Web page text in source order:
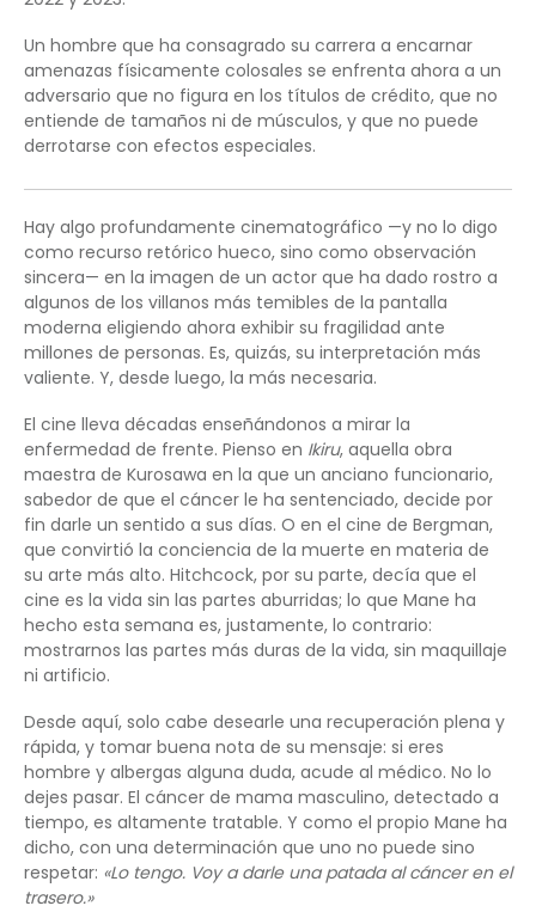
Un hombre que ha consagrado su carrera a encarnar
amenazas físicamente colosales se enfrenta ahora a un
adversario que no figura en los títulos de crédito, que no
entiende de tamaños ni de músculos, y que no puede
derrotarse con efectos especiales.
Hay algo profundamente cinematográfico —y no lo digo
como recurso retórico hueco, sino como observación
sincera— en la imagen de un actor que ha dado rostro a
algunos de los villanos más temibles de la pantalla
moderna eligiendo ahora exhibir su fragilidad ante
millones de personas. Es, quizás, su interpretación más
valiente. Y, desde luego, la más necesaria.
El cine lleva décadas enseñándonos a mirar la
enfermedad de frente. Pienso en Ikiru, aquella obra
maestra de Kurosawa en la que un anciano funcionario,
sabedor de que el cáncer le ha sentenciado, decide por
fin darle un sentido a sus días. O en el cine de Bergman,
que convirtió la conciencia de la muerte en materia de
su arte más alto. Hitchcock, por su parte, decía que el
cine es la vida sin las partes aburridas; lo que Mane ha
hecho esta semana es, justamente, lo contrario:
mostrarnos las partes más duras de la vida, sin maquillaje
ni artificio.
Desde aquí, solo cabe desearle una recuperación plena y
rápida, y tomar buena nota de su mensaje: si eres
hombre y albergas alguna duda, acude al médico. No lo
dejes pasar. El cáncer de mama masculino, detectado a
tiempo, es altamente tratable. Y como el propio Mane ha
dicho, con una determinación que uno no puede sino
respetar: «Lo tengo. Voy a darle una patada al cáncer en el
trasero.»